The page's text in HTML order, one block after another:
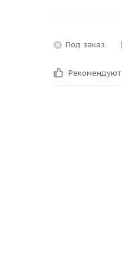
Под заказ
Рекомендуют